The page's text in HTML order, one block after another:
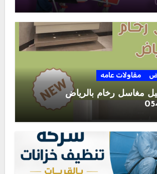
مقاولات عامه
مغاسل رخام بالرياض